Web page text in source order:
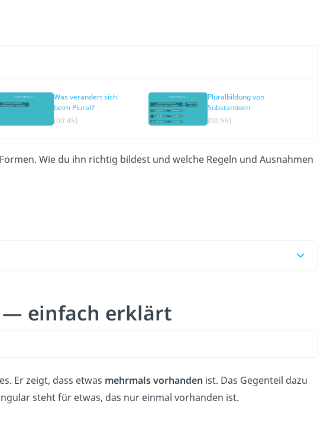
Was verändert sich
beim Plural?
(00:45)
Pluralbildung von
Substantiven
(00:59)
Wie du ihn richtig bildest und welche Regeln und Ausnahmen
— einfach erklärt
Er zeigt, dass etwas mehrmals vorhanden ist. Das Gegenteil dazu
steht für etwas, das nur einmal vorhanden ist.